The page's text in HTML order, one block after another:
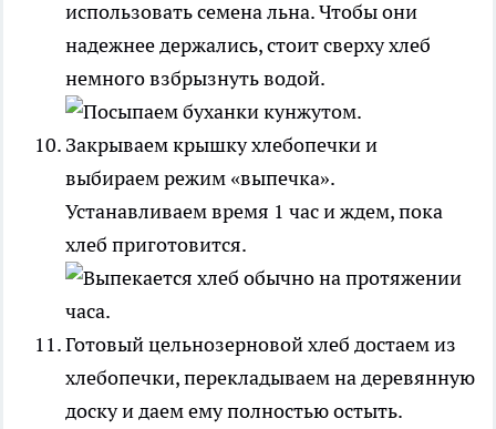
использовать семена льна. Чтобы они
надежнее держались, стоит сверху хлеб
немного взбрызнуть водой.
Закрываем крышку хлебопечки и
выбираем режим «выпечка».
Устанавливаем время 1 час и ждем, пока
хлеб приготовится.
Готовый цельнозерновой хлеб достаем из
хлебопечки, перекладываем на деревянную
доску и даем ему полностью остыть.